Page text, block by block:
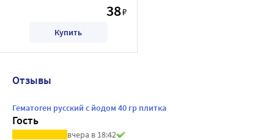
38₽
Купить
Отзывы
Гематоген русский с йодом 40 гр плитка
Гость
вчера в 18:42